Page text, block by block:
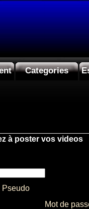
Categories
à poster vos videos
Pseudo
Mot de